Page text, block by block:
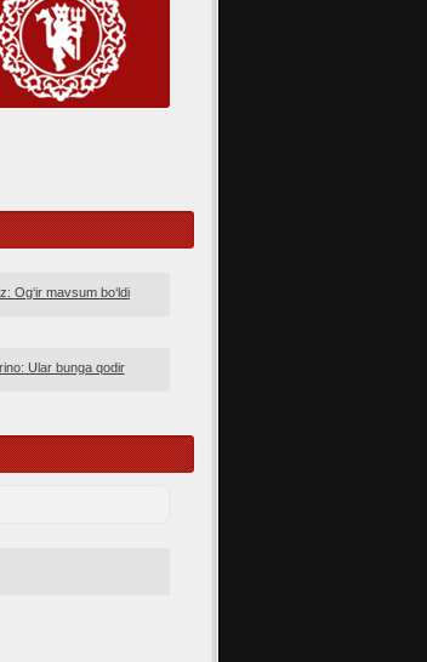
Og‘ir mavsum bo‘ldi
Ular bunga qodir